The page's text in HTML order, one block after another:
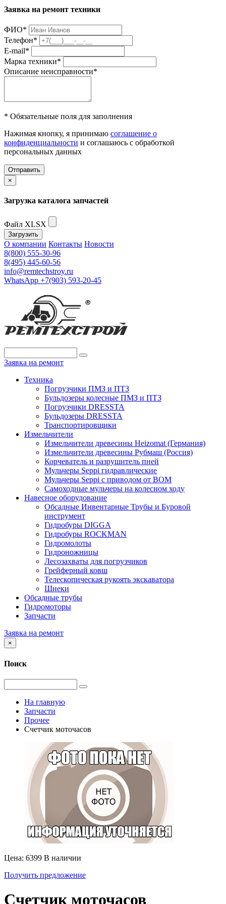
Заявка на ремонт техники
ФИО*
Телефон*
E-mail*
Марка техники*
Описание неисправности*
* Обязательные поля для заполнения
Нажимая кнопку, я принимаю соглашение о
конфиденциальности и соглашаюсь с обработкой
персональных данных
Отправить
×
Загрузка каталога запчастей
Файл XLSX
Загрузить
О компании Контакты Новости
8(800) 555-30-96
8(495) 445-60-56
info@remtechstroy.ru
WhatsApp +7(903) 593-20-45
Заявка на ремонт
Техника
Погрузчики ПМЗ и ПТЗ
Бульдозеры колесные ПМЗ и ПТЗ
Погрузчики DRESSTA
Бульдозеры DRESSTA
Транспортировщики
Измельчители
Измельчители древесины Heizomat (Германия)
Измельчители древесины Рубмаш (Россия)
Корчеватель и разрушитель пней
Мульчеры Seppi гидравлические
Мульчеры Seppi с приводом от ВОМ
Самоходные мульчеры на колесном ходу
Навесное оборудование
Обсадные Инвентарные Трубы и Буровой
инструмент
Гидробуры DIGGA
Гидробуры ROCKMAN
Гидромолоты
Гидроножницы
Лесозахваты для погрузчиков
Грейферный ковш
Телескопическая рукоять экскаватора
Шнеки
Обсадные трубы
Гидромоторы
Запчасти
Заявка на ремонт
×
Поиск
На главную
Запчасти
Прочее
Счетчик моточасов
Цена: 6399 В наличии
Получить предложение
Счетчик моточасов